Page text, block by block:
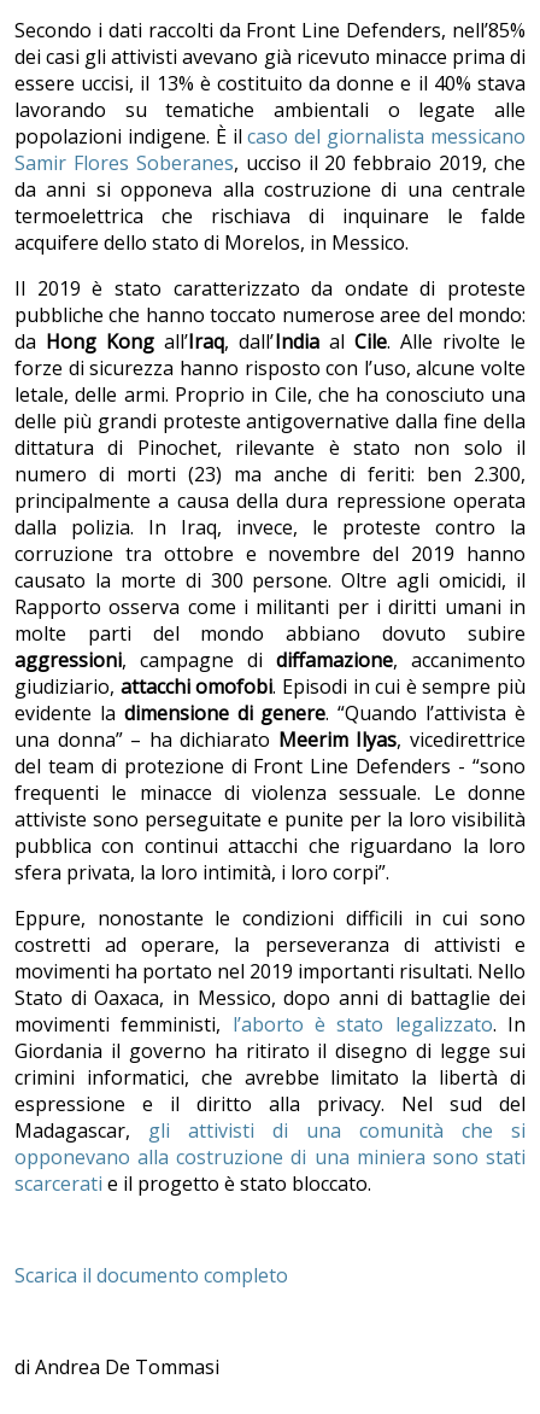
Secondo i dati raccolti da Front Line Defenders, nell’85%
dei casi gli attivisti avevano già ricevuto minacce prima di
essere uccisi, il 13% è costituito da donne e il 40% stava
lavorando su tematiche ambientali o legate alle
popolazioni indigene. È ilcaso del giornalista messicano
Samir Flores Soberanes, ucciso il 20 febbraio 2019, che
da anni si opponeva alla costruzione di una centrale
termoelettrica che rischiava di inquinare le falde
acquifere dello stato di Morelos, in Messico.
Il 2019 è stato caratterizzato da ondate di proteste
pubbliche che hanno toccato numerose aree del mondo:
da Hong Kong all’Iraq, dall’Indiaal Cile. Alle rivolte le
forze di sicurezza hanno risposto con l’uso, alcune volte
letale, delle armi. Proprio in Cile, che ha conosciuto una
delle più grandi proteste antigovernative dalla fine della
dittatura di Pinochet, rilevante è stato non solo il
numero di morti (23) ma anche di feriti: ben 2.300,
principalmente a causa della dura repressione operata
dalla polizia. In Iraq, invece, le proteste contro la
corruzione tra ottobre e novembre del 2019 hanno
causato la morte di 300 persone. Oltre agli omicidi, il
Rapporto osserva come i militanti per i diritti umani in
molte parti del mondo abbiano dovuto subire
aggressioni, campagne di diffamazione, accanimento
giudiziario, attacchi omofobi. Episodi in cui è sempre più
evidente la dimensione di genere. “Quando l’attivista è
una donna” – ha dichiarato Meerim Ilyas, vicedirettrice
del team di protezione di Front Line Defenders - “sono
frequenti le minacce di violenza sessuale. Le donne
attiviste sono perseguitate e punite per la loro visibilità
pubblica con continui attacchi che riguardano la loro
sfera privata, la loro intimità, i loro corpi”.
Eppure, nonostante le condizioni difficili in cui sono
costretti ad operare, la perseveranza di attivisti e
movimenti ha portato nel 2019 importanti risultati. Nello
Stato di Oaxaca, in Messico, dopo anni di battaglie dei
movimenti femministi, l’aborto è stato legalizzato. In
Giordania il governo ha ritirato il disegno di legge sui
crimini informatici, che avrebbe limitato la libertà di
espressione e il diritto alla privacy. Nel sud del
Madagascar, gli attivisti di una comunità che si
opponevano alla costruzione di una miniera sono stati
scarcerati e il progetto è stato bloccato.
Scarica il documento completo
di Andrea De Tommasi